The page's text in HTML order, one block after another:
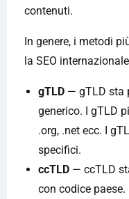
contenuti.
In genere, i metodi
la SEO
gTLD — gTLD sta
generico. I gTLD
.org, .net ecc. I
specifici.
ccTLD — ccTLD
con codice